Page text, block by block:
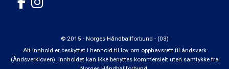
© 2015 - Norges Håndballforbund - (03)
Alt innhold er beskyttet i henhold til lov om opphavsrett til åndsverk
(Åndsverkloven). Innholdet kan ikke benyttes kommersielt uten samtykke fra